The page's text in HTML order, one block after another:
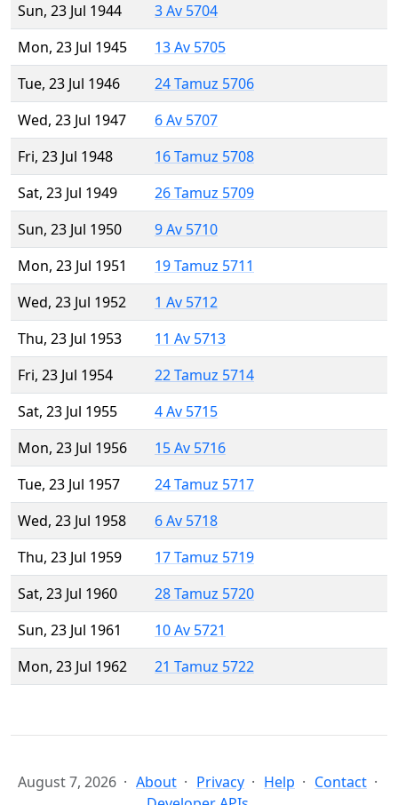
Sun, 23 Jul 1944
3 Av 5704
Mon, 23 Jul 1945
13 Av 5705
Tue, 23 Jul 1946
24 Tamuz 5706
Wed, 23 Jul 1947
6 Av 5707
Fri, 23 Jul 1948
16 Tamuz 5708
Sat, 23 Jul 1949
26 Tamuz 5709
Sun, 23 Jul 1950
9 Av 5710
Mon, 23 Jul 1951
19 Tamuz 5711
Wed, 23 Jul 1952
1 Av 5712
Thu, 23 Jul 1953
11 Av 5713
Fri, 23 Jul 1954
22 Tamuz 5714
Sat, 23 Jul 1955
4 Av 5715
Mon, 23 Jul 1956
15 Av 5716
Tue, 23 Jul 1957
24 Tamuz 5717
Wed, 23 Jul 1958
6 Av 5718
Thu, 23 Jul 1959
17 Tamuz 5719
Sat, 23 Jul 1960
28 Tamuz 5720
Sun, 23 Jul 1961
10 Av 5721
Mon, 23 Jul 1962
21 Tamuz 5722
August 7, 2026 About Privacy Help
Contact